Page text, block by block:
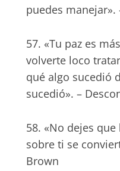
puedes manejar».
57. «Tu paz es
volverte loco
qué algo sucedió
sucedió». –
58. «No dejes
sobre ti se
Brown